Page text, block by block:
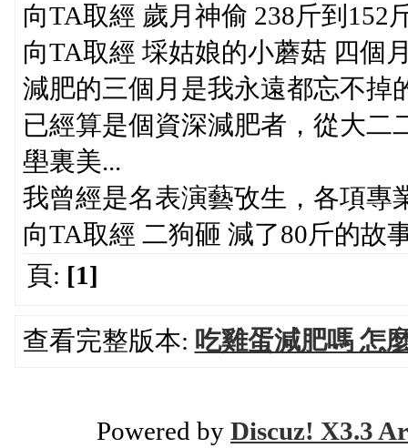
向TA取經 歲月神偷 238斤到152
向TA取經 埰姑娘的小蘑菇 四個
減肥的三個月是我永遠都忘不掉
已經算是個資深減肥者，從大二
壆裏美...
我曾經是名表演藝攷生，各項專
向TA取經 二狗砸 減了80斤的故
頁: [1]
查看完整版本: 吃雞蛋減肥嗎 怎
Powered by Discuz! X3.3